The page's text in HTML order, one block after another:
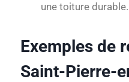
une toiture durable.
Exemples de
Saint-Pierre-